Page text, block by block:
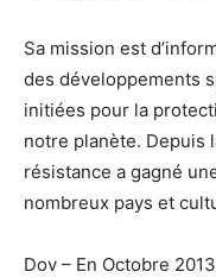
Sa mission est
des développements
initiées pour la
notre planète. Depuis
résistance a gagné
nombreux pays et
Dov – En Octobre